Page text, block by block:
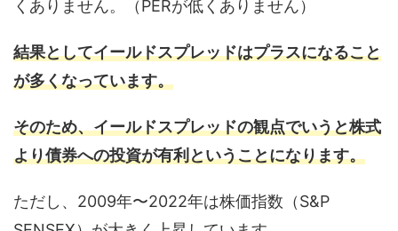
くありません。（PERが低くありません）
結果としてイールドスプレッドはプラスになること
が多くなっています。
そのため、イールドスプレッドの観点でいうと株式
より債券への投資が有利ということになります。
ただし、2009年〜2022年は株価指数（S&P